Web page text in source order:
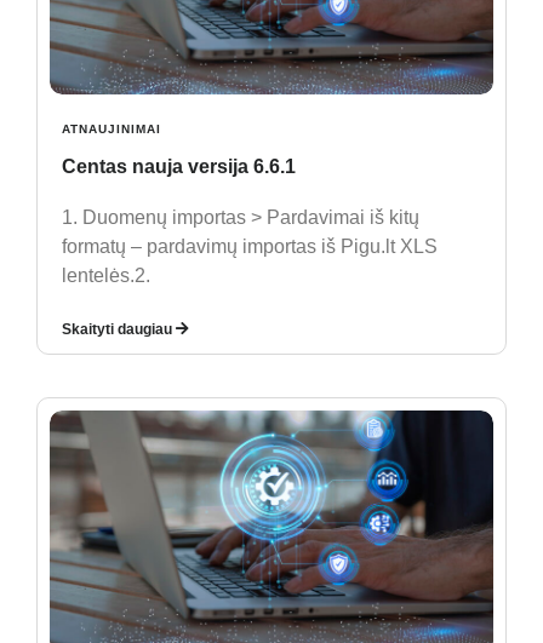
ATNAUJINIMAI
Centas nauja versija 6.6.1
1. Duomenų importas > Pardavimai iš kitų
formatų – pardavimų importas iš Pigu.lt XLS
lentelės.2.
Skaityti daugiau